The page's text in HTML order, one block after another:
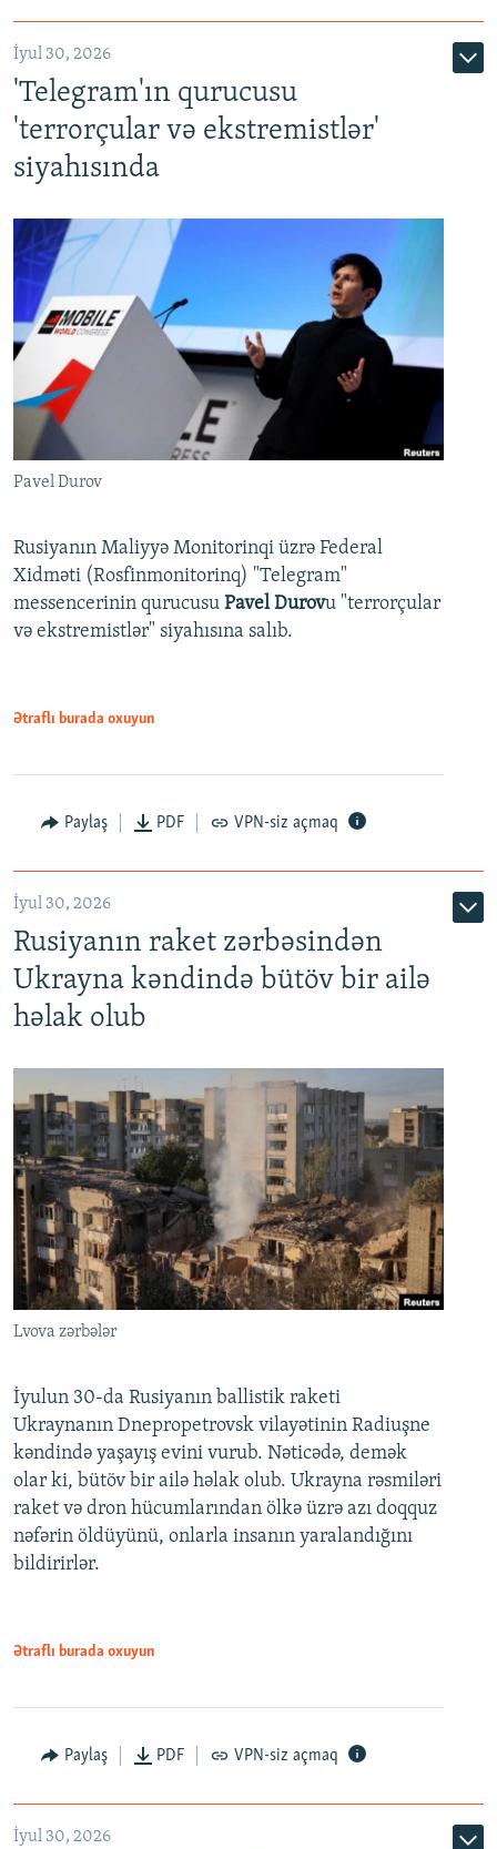
İyul 30, 2026
'Telegram'ın qurucusu
'terrorçular və ekstremistlər'
siyahısında
Pavel Durov
Rusiyanın Maliyyə Monitorinqi üzrə Federal
Xidməti (Rosfinmonitorinq) "Telegram"
messencerinin qurucusu Pavel Durovu "terrorçular
və ekstremistlər" siyahısına salıb.
Ətraflı burada oxuyun
Paylaş PDF VPN-siz açmaq
İyul 30, 2026
Rusiyanın raket zərbəsindən
Ukrayna kəndində bütöv bir ailə
həlak olub
Lvova zərbələr
İyulun 30-da Rusiyanın ballistik raketi
Ukraynanın Dnepropetrovsk vilayətinin Radiuşne
kəndində yaşayış evini vurub. Nəticədə, demək
olar ki, bütöv bir ailə həlak olub. Ukrayna rəsmiləri
raket və dron hücumlarından ölkə üzrə azı doqquz
nəfərin öldüyünü, onlarla insanın yaralandığını
bildirirlər.
Ətraflı burada oxuyun
Paylaş PDF VPN-siz açmaq
İyul 30, 2026